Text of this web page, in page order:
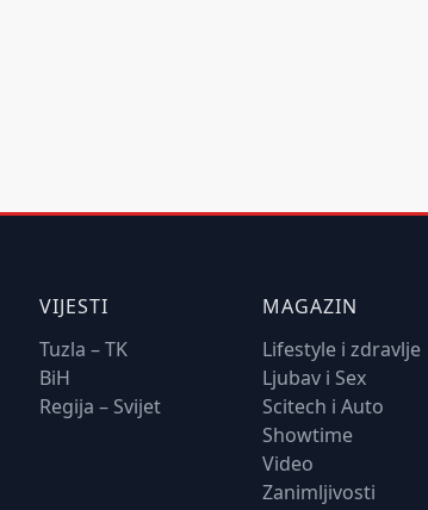
VIJESTI
Tuzla – TK
BiH
Regija – Svijet
MAGAZIN
Lifestyle i zdravlje
Ljubav i Sex
Scitech i Auto
Showtime
Video
Zanimljivosti